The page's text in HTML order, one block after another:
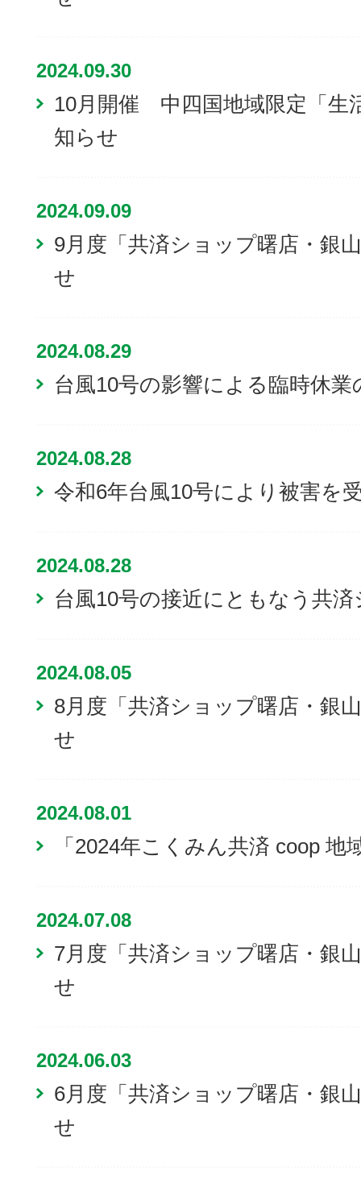
2024.09.30
10月開催 中四国地域限定「生
知らせ
2024.09.09
9月度「共済ショップ曙店・銀
せ
2024.08.29
台風10号の影響による臨時休
2024.08.28
令和6年台風10号により被害を
2024.08.28
台風10号の接近にともなう共
2024.08.05
8月度「共済ショップ曙店・銀
せ
2024.08.01
「2024年こくみん共済 coop
2024.07.08
7月度「共済ショップ曙店・銀
せ
2024.06.03
6月度「共済ショップ曙店・銀
せ